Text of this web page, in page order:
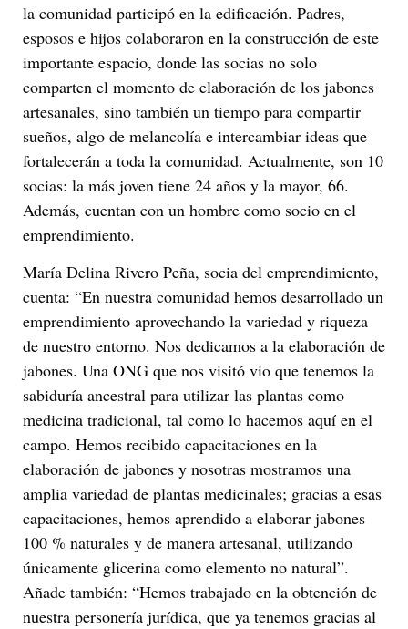
la comunidad participó en la edificación. Padres,
esposos e hijos colaboraron en la construcción de este
importante espacio, donde las socias no solo
comparten el momento de elaboración de los jabones
artesanales, sino también un tiempo para compartir
sueños, algo de melancolía e intercambiar ideas que
fortalecerán a toda la comunidad. Actualmente, son 10
socias: la más joven tiene 24 años y la mayor, 66.
Además, cuentan con un hombre como socio en el
emprendimiento.
María Delina Rivero Peña, socia del emprendimiento,
cuenta: “En nuestra comunidad hemos desarrollado un
emprendimiento aprovechando la variedad y riqueza
de nuestro entorno. Nos dedicamos a la elaboración de
jabones. Una ONG que nos visitó vio que tenemos la
sabiduría ancestral para utilizar las plantas como
medicina tradicional, tal como lo hacemos aquí en el
campo. Hemos recibido capacitaciones en la
elaboración de jabones y nosotras mostramos una
amplia variedad de plantas medicinales; gracias a esas
capacitaciones, hemos aprendido a elaborar jabones
100 % naturales y de manera artesanal, utilizando
únicamente glicerina como elemento no natural”.
Añade también: “Hemos trabajado en la obtención de
nuestra personería jurídica, que ya tenemos gracias al